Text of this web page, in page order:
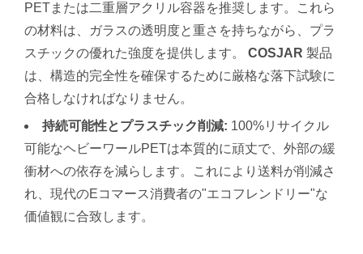
PETまたは二重層アクリル容器を推奨します。これら
の材料は、ガラスの透明度と重さを持ちながら、プラ
スチックの優れた強度を提供します。
COSJAR 製品
は、構造的完全性を確保するために厳格な落下試験に
合格しなければなりません。
持続可能性とプラスチック削減: 100%リサイクル
可能なヘビーワールPETは本質的に頑丈で、外部の緩
衝材への依存を減らします。これにより送料が削減さ
れ、現代のEコマース消費者の"エコフレンドリー"な
価値観に合致します。